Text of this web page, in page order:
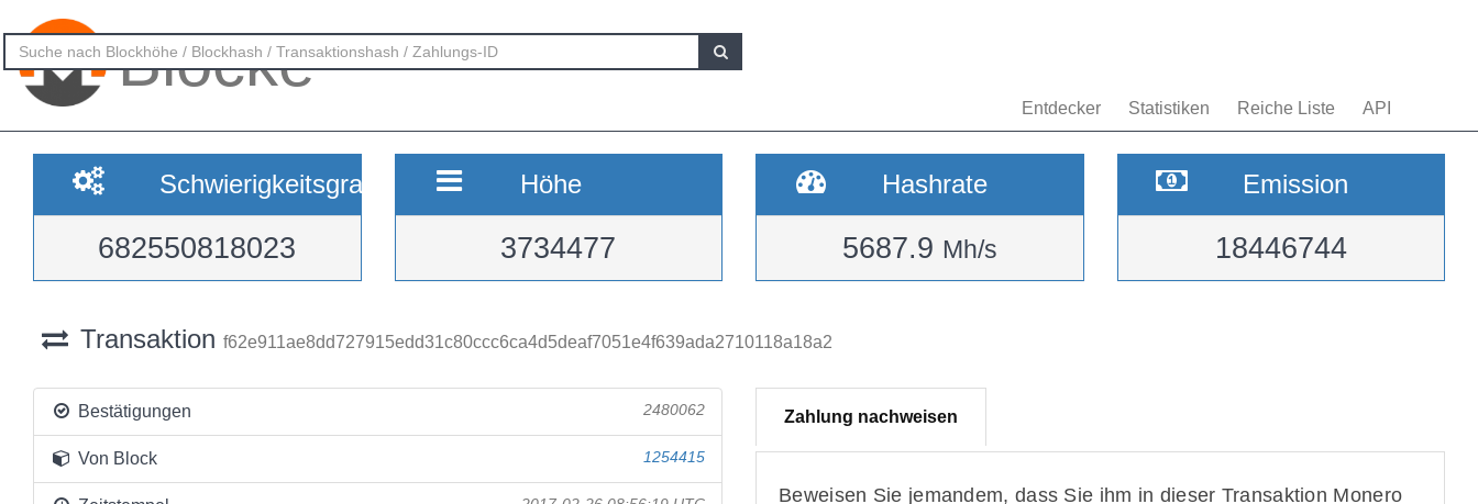
Blöcke
Entdecker Statistiken Reiche Liste API
Schwierigkeitsgrad
682550818023
Höhe
3734477
Hashrate
5687.9 Mh/s
Emission
18446744
Transaktion f62e911ae8dd727915edd31c80ccc6ca4d5deaf7051e4f639ada2710118a18a2
Bestätigungen 2480062
Von Block 1254415
Zahlung nachweisen
Beweisen Sie jemandem, dass Sie ihm in dieser Transaktion Monero